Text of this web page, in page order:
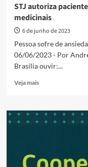
STJ autoriza
medicinais
6 de junho de 2023
Pessoa sofre de
06/06/2023 - Por
Brasília ouvir:...
Veja maisRead
STJ
autoriza
cannabis